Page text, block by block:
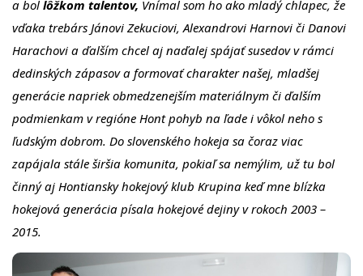
a bol lôžkom talentov, Vnímal som ho ako mladý chlapec, že
vďaka trebárs Jánovi Zekuciovi, Alexandrovi Harnovi či Danovi
Harachovi a ďalším chcel aj naďalej spájať susedov v rámci
dedinských zápasov a formovať charakter našej, mladšej
generácie napriek obmedzenejším materiálnym či ďalším
podmienkam v regióne Hont pohyb na ľade i vôkol neho s
ľudským dobrom. Do slovenského hokeja sa čoraz viac
zapájala stále širšia komunita, pokiaľ sa nemýlim, už tu bol
činný aj Hontiansky hokejový klub Krupina keď mne blízka
hokejová generácia písala hokejové dejiny v rokoch 2003 –
2015.